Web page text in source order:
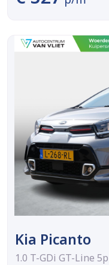
Kia Picanto
1.0 T-GDi GT-Line 5p